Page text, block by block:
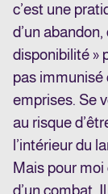
c’est une
d’un
disponibilité »
pas immunisé
emprises. Se
au risque
l’intérieur du
Mais pour